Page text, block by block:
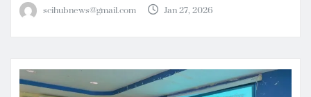
scihubnews@gmail.com Jan 27, 2026